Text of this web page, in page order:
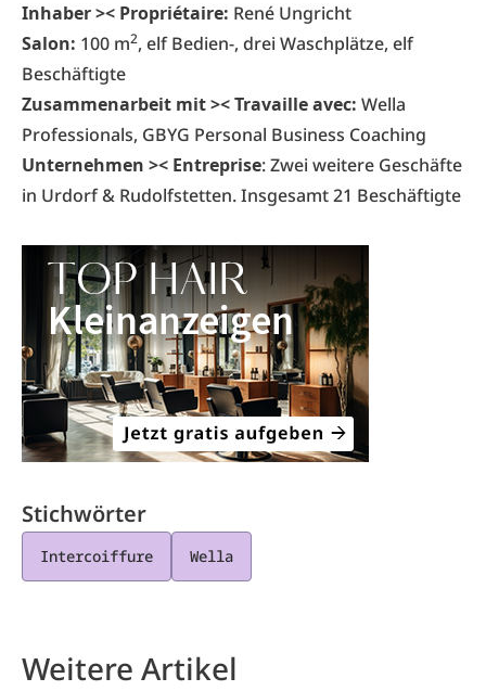
Inhaber >< Propriétaire: René Ungricht
Salon: 100 m2, elf Bedien-, drei Waschplätze, elf
Beschäftigte
Zusammenarbeit mit >< Travaille avec: Wella
Professionals, GBYG Personal Business Coaching
Unternehmen >< Entreprise: Zwei weitere Geschäfte
in Urdorf & Rudolfstetten. Insgesamt 21 Beschäftigte
Stichwörter
Intercoiffure Wella
Weitere Artikel